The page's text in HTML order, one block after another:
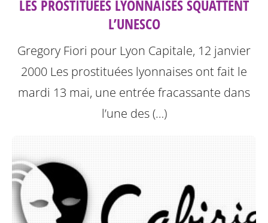
LES PROSTITUÉES LYONNAISES SQUATTENT
L’UNESCO
Gregory Fiori pour Lyon Capitale, 12 janvier
2000 Les prostituées lyonnaises ont fait le
mardi 13 mai, une entrée fracassante dans
l’une des (…)